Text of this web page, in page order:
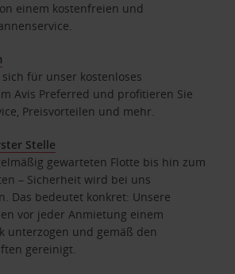
einem kostenfreien und
für unser kostenloses
Avis Preferred und profitieren Sie
Preisvorteilen und mehr.
Stelle
gewarteten Flotte bis hin zum
– Sicherheit wird bei uns
Das bedeutet konkret: Unsere
vor jeder Anmietung einem
unterzogen und gemäß den
gereinigt.